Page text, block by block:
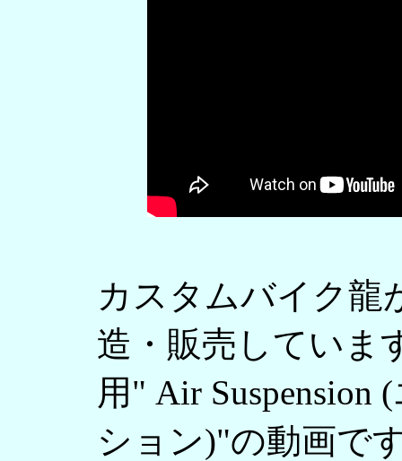
カスタムバイク龍
造・販売していま
用" Air Suspension
ション)"の動画で